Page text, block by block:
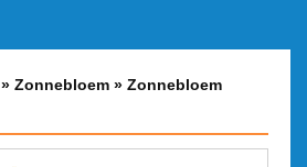
» Zonnebloem » Zonnebloem